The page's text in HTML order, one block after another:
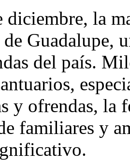
diciembre, la
Guadalupe,
del país.
y ofrendas, la
familiares y